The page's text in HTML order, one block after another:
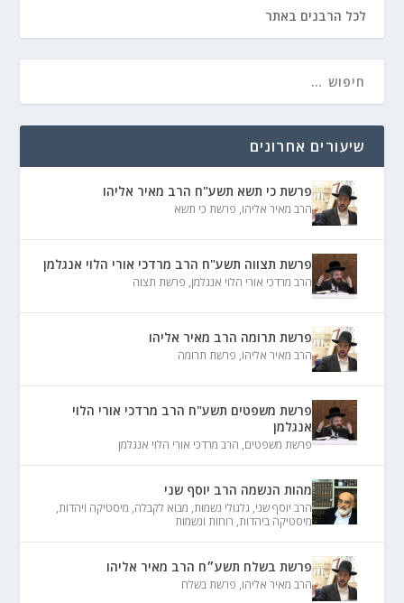
לכל הרבנים באתר
שיעורים אחרונים
פרשת כי תשא תשע"ח הרב מאיר אליהו
הרב מאיר אליהו, פרשת כי תשא
פרשת תצווה תשע"ח הרב מרדכי אורי הלוי אנגלמן
הרב מרדכי אורי הלוי אנגלמן, פרשת תצוה
פרשת תרומה הרב מאיר אליהו
הרב מאיר אליהו, פרשת תרומה
פרשת משפטים תשע"ח הרב מרדכי אורי הלוי
אנגלמן
פרשת משפטים, הרב מרדכי אורי הלוי אנגלמן
מהות הנשמה הרב יוסף שני
הרב יוסף שני, גלגולי נשמות, מבוא לקבלה, מיסטיקה ויהדות,
מיסטיקה ביהדות, רוחות ונשמות
פרשת בשלח תשע״ח הרב מאיר אליהו
הרב מאיר אליהו, פרשת בשלח